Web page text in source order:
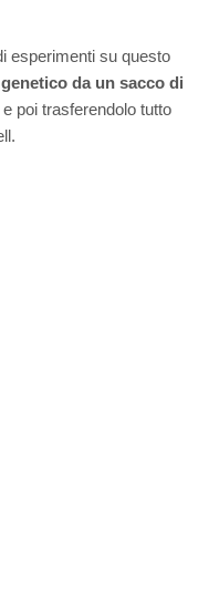
esperimenti su questo
da un sacco di
poi trasferendolo tutto